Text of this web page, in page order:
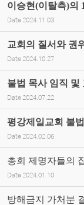
이승현(이탈측)의
Date 2024.11.03
교회의 질서와 권
Date 2024.10.27
불법 목사 임직 및
Date 2024.07.22
평강제일교회 불
Date 2024.02.06
총회 제명자들의
Date 2024.01.10
방해금지 가처분